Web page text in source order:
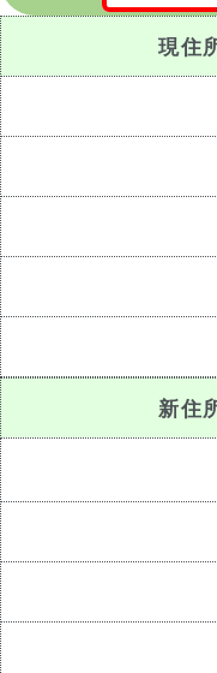
現住
新住